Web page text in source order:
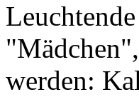
werden: